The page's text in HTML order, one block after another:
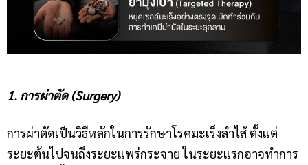
1. การผ่าตัด (Surgery)
การผ่าตัดเป็นวิธีหลักในการรักษาโรคมะเร็งลำไส้ ตั้งแต่
ระยะต้นไปจนถึงระยะแพร่กระจาย ในระยะแรกอาจทำการ